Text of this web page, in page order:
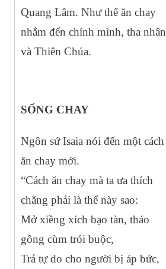
Quang Lâm. Như thế ăn chay
nhắm đến chính mình, tha nhân
và Thiên Chúa.
SỐNG CHAY
Ngôn sứ Isaia nói đến một cách
ăn chay mới.
“Cách ăn chay mà ta ưa thích
chẳng phải là thế này sao:
Mở xiềng xích bạo tàn, tháo
gông cùm trói buộc,
Trả tự do cho người bị áp bức,